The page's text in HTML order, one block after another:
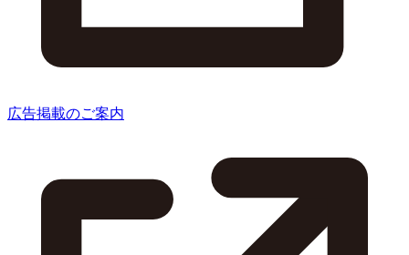
広告掲載のご案内